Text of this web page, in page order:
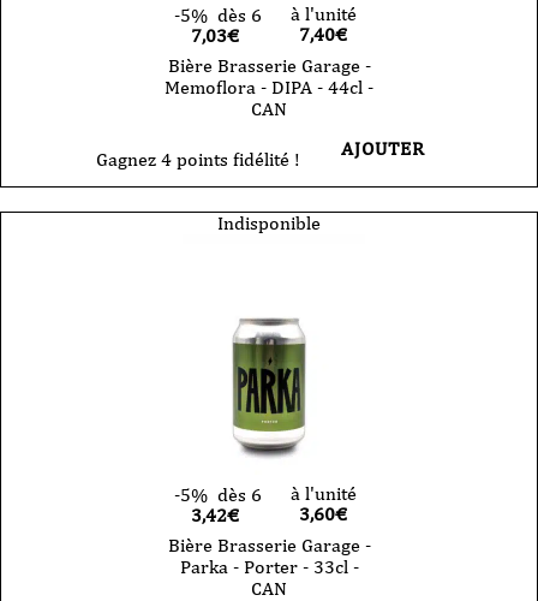
-5% dès 6
7,03€
à l'unité
7,40€
Bière Brasserie Garage -
Memoflora - DIPA - 44cl -
CAN
Gagnez 4 points fidélité ! AJOUTER
Indisponible
-5% dès 6
3,42€
à l'unité
3,60€
Bière Brasserie Garage -
Parka - Porter - 33cl -
CAN